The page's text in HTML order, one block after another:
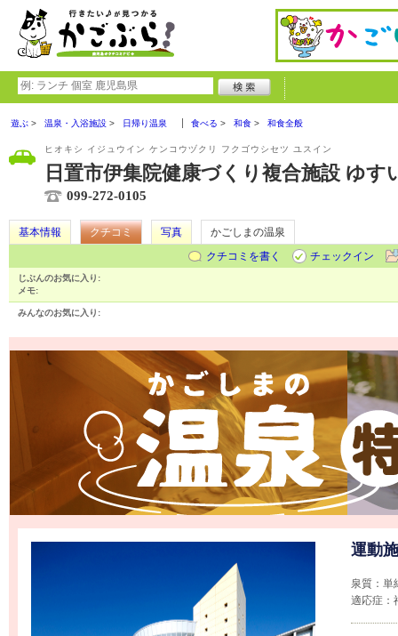
遊ぶ 温泉・入浴施設 日帰り温泉 食べる 和食 和食全般
ヒオキシ イジュウイン ケンコウヅクリ フクゴウシセツ ユスイン
日置市伊集院健康づくり複合施設 ゆす
099-272-0105
基本情報 クチコミ 写真
かごしまの温泉
クチコミを書く
チェックイン
じぶんのお気に入り:
メモ:
みんなのお気に入り:
運動
泉質：単
適応症：